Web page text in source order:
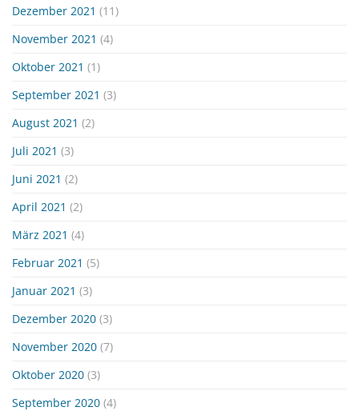
Dezember 2021 (11)
November 2021 (4)
Oktober 2021 (1)
September 2021 (3)
August 2021 (2)
Juli 2021 (3)
Juni 2021 (2)
April 2021 (2)
März 2021 (4)
Februar 2021 (5)
Januar 2021 (3)
Dezember 2020 (3)
November 2020 (7)
Oktober 2020 (3)
September 2020 (4)